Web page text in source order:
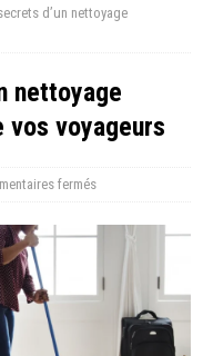
d’un nettoyage
nettoyage
voyageurs
fermés